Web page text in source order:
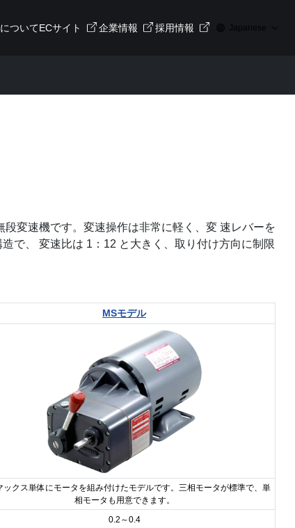
ついてECサイト 企業情報 採用情報 Japanese
変速機です。変速操作は非常に軽く、変 速レバーを
で、 変速比は 1：12 と大きく、取り付け方向に制限
MSモデル
ックス単体にモータを組み付けたモデルです。三相モータが標準で、単
相モータも用意できます。
0.2～0.4